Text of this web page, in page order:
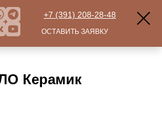
Керамик
+7 (391) 208-28-48
ОСТАВИТЬ ЗАЯВКУ